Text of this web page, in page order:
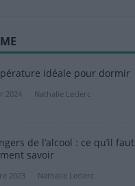
idéale pour dormir
2024 Nathalie Leclerc
de l’alcool : ce qu’il faut
savoir
2023 Nathalie Leclerc